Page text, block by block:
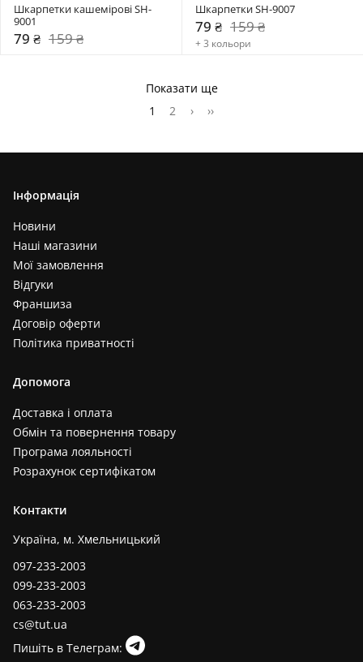
Шкарпетки кашемірові SH-
9001
79 ₴ 159 ₴
Шкарпетки SH-9007
79 ₴ 159 ₴
+ 3 кольори
Показати ще
1
2 › ››
Інформація
Новини
Наші магазини
Мої замовлення
Відгуки
Франшиза
Договір оферти
Політика приватності
Допомога
Доставка і оплата
Обмін та повернення товару
Програма лояльності
Розрахунок сертифікатом
Контакти
Україна, м. Хмельницький
097-233-2003
099-233-2003
063-233-2003
cs@tut.ua
Пишіть в Телеграм: